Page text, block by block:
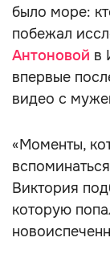
было море:
побежал
Антоновой в
впервые
видео с
«Моменты,
Виктория
которую